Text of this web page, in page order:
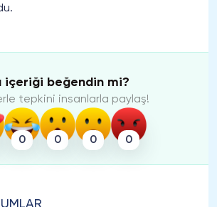
içeriği beğendin mi?
tepkini insanlarla paylaş!
0 0 0 0